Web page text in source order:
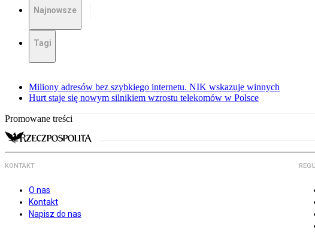
Najnowsze
Tagi
Miliony adresów bez szybkiego internetu. NIK wskazuje winnych
Hurt staje się nowym silnikiem wzrostu telekomów w Polsce
Promowane treści
KONTAKT
O nas
Kontakt
Napisz do nas